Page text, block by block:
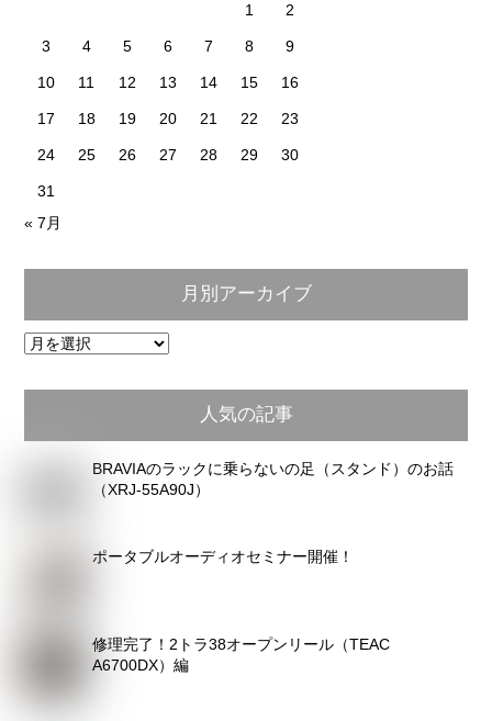
1
2
3 4 5 6 7 8 9
10 11 12 13 14 15 16
17 18 19 20 21 22 23
24 25 26 27 28 29 30
31
« 7月
月別アーカイブ
月
ア
カ
人気の記事
BRAVIAのラックに乗らないの足（スタンド）のお話
（XRJ-55A90J）
ポータブルオーディオセミナー開催！
修理完了！2トラ38オープンリール（TEAC
A6700DX）編